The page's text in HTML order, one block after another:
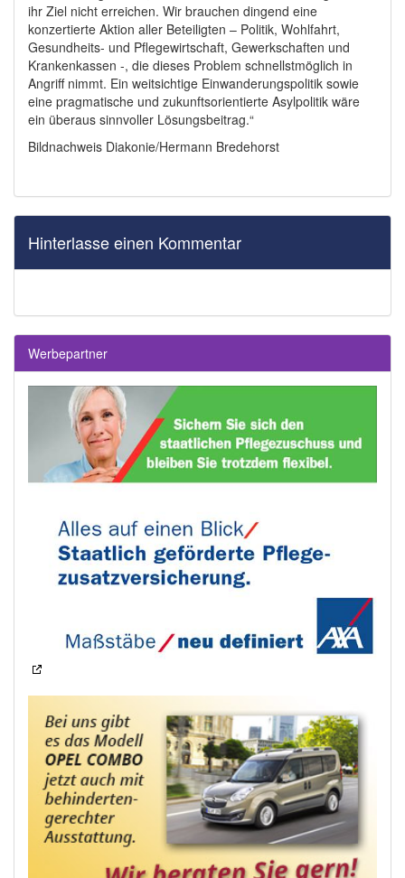
ihr Ziel nicht erreichen. Wir brauchen dingend eine
konzertierte Aktion aller Beteiligten – Politik, Wohlfahrt,
Gesundheits- und Pflegewirtschaft, Gewerkschaften und
Krankenkassen -, die dieses Problem schnellstmöglich in
Angriff nimmt. Ein weitsichtige Einwanderungspolitik sowie
eine pragmatische und zukunftsorientierte Asylpolitik wäre
ein überaus sinnvoller Lösungsbeitrag.“
Bildnachweis Diakonie/Hermann Bredehorst
Hinterlasse einen Kommentar
Werbepartner